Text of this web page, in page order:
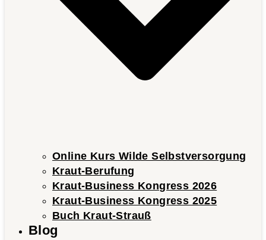
Online Kurs Wilde Selbstversorgung
Kraut-Berufung
Kraut-Business Kongress 2026
Kraut-Business Kongress 2025
Buch Kraut-Strauß
Blog